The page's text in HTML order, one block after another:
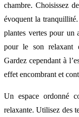
chambre. Choisissez
évoquent la tranquillité.
plantes vertes pour un
pour le son relaxant
Gardez cependant à
effet encombrant et
Un espace ordonné
relaxante. Utilisez des